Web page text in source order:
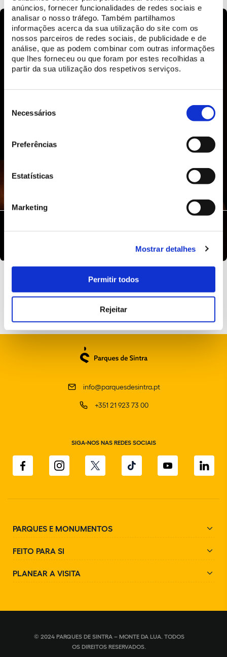
anúncios, fornecer funcionalidades de redes sociais e
analisar o nosso tráfego. Também partilhamos
informações acerca da sua utilização do site com os
nossos parceiros de redes sociais, de publicidade e de
análise, que as podem combinar com outras informações
que lhes forneceu ou que foram por estes recolhidas a
partir da sua utilização dos respetivos serviços.
Necessários
Preferências
Estatísticas
Marketing
Mostrar detalhes
Permitir todos
Rejeitar
info@parquesdesintra.pt
+351 21 923 73 00
SIGA-NOS NAS REDES SOCIAIS
PARQUES E MONUMENTOS
FEITO PARA SI
PLANEAR A VISITA
© 2024 PARQUES DE SINTRA – MONTE DA LUA. TODOS
OS DIREITOS RESERVADOS.